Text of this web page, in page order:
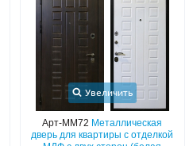
Увеличить
Арт-ММ72 Металлическая
дверь для квартиры с отделкой